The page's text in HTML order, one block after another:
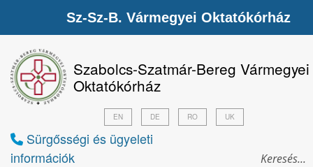
Szabolcs-Szatmár-Bereg Vármegyei
Oktatókórház
Sürgősségi és ügyeleti
információk
EN DE RO UK
Sz-Sz-B. Vármegyei Oktatókórház